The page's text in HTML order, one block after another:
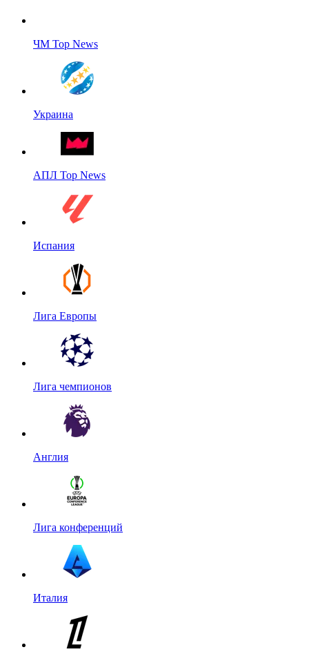
ЧМ Top News
Украина
АПЛ Top News
Испания
Лига Европы
Лига чемпионов
Англия
Лига конференций
Италия